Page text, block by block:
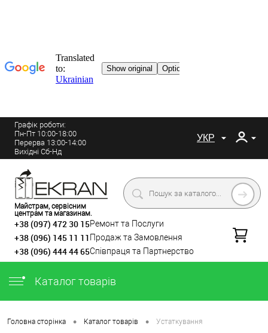
Графік роботи:
Пн-Пт 10:00-18:00
Перерва 13:00-14:00
Вихідні Сб-Нд
УКР
Майстрам, сервісним
центрам та магазинам.
+38 (097) 472 30 15Ремонт та Послуги
+38 (096) 145 11 11 Продаж та Замовлення
+38 (096) 444 44 65Співпраця та Партнерство
Каталог товарів
Головна сторінка • Каталог товарів • Устаткування